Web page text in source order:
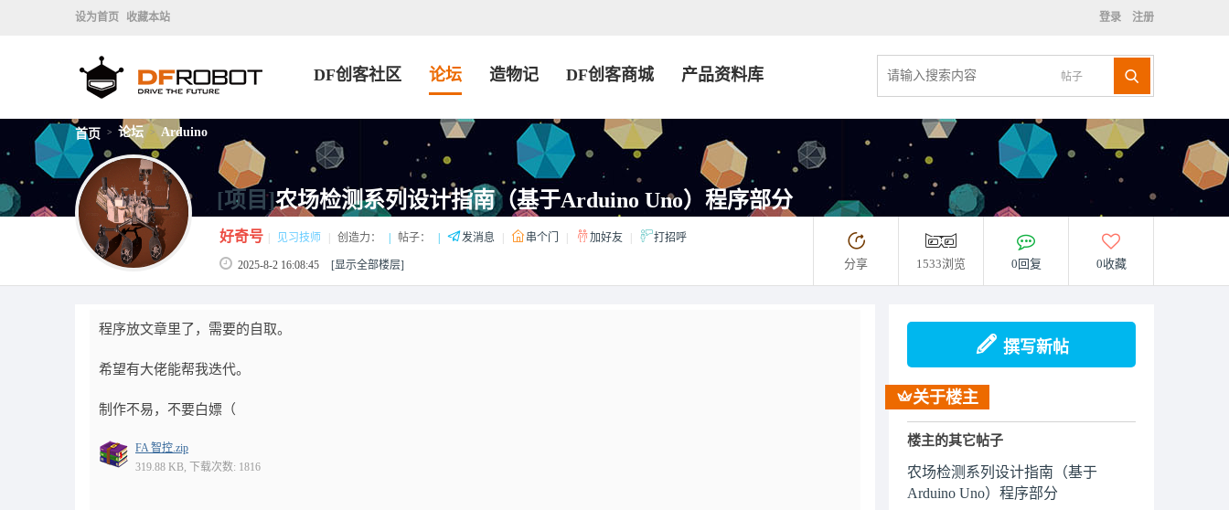
设为首页 收藏本站 登录 注册
帖子
DF创客社区 论坛 造物记 DF创客商城 产品资料库
首页 > 论坛 > Arduino
[项目]农场检测系列设计指南（基于Arduino Uno）程序部分
好奇号 见习技师 创造力： 帖子： 发消息 串个门 加好友 打招呼
2025-8-2 16:08:45 [显示全部楼层] 分享 1533浏览 0回复 0收藏
程序放文章里了，需要的自取。
希望有大佬能帮我迭代。
制作不易，不要白嫖（
FA 智控.zip
319.88 KB, 下载次数: 1816
撰写新帖
关于楼主
楼主的其它帖子
农场检测系列设计指南（基于
Arduino Uno）程序部分